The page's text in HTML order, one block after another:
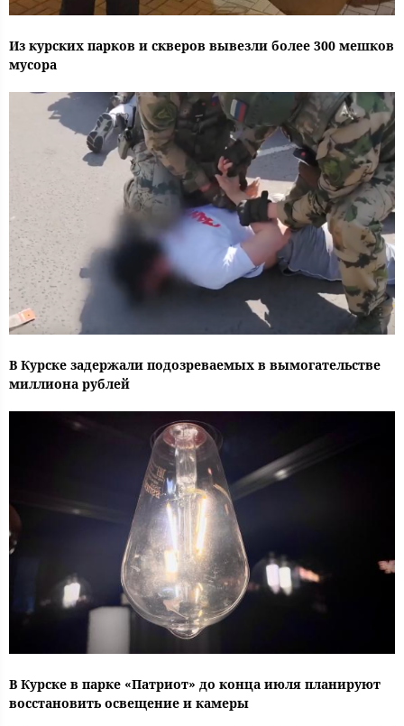
Из курских парков и скверов вывезли более 300 мешков
мусора
В Курске задержали подозреваемых в вымогательстве
миллиона рублей
В Курске в парке «Патриот» до конца июля планируют
восстановить освещение и камеры